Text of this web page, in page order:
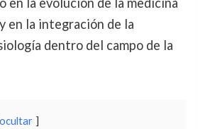
en la integración de la
dentro del campo de la
ocultar